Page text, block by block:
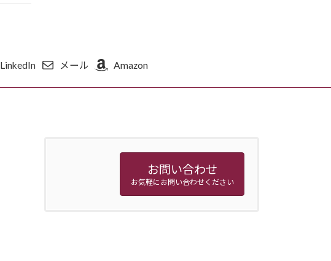
LinkedIn メール Amazon
お問い合わせ
お気軽にお問い合わせください